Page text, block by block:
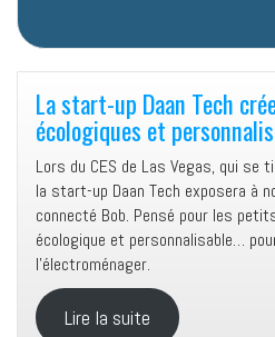
La start-up Daan Tech
écologiques et
Lors du CES de Las Vegas, qui se
la start-up Daan Tech exposera à
connecté Bob. Pensé pour les
écologique et personnalisable…
l’électroménager.
Lire la suite